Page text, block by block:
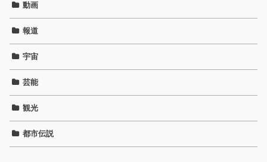
動画
報道
宇宙
芸能
観光
都市伝説